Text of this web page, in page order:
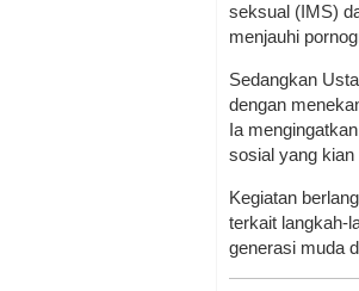
seksual (IMS)
menjauhi
Sedangkan
dengan
Ia
sosial yang
Kegiatan
terkait langkah-
generasi muda